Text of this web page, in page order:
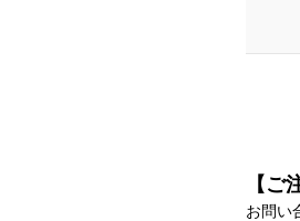
【ご
お問い